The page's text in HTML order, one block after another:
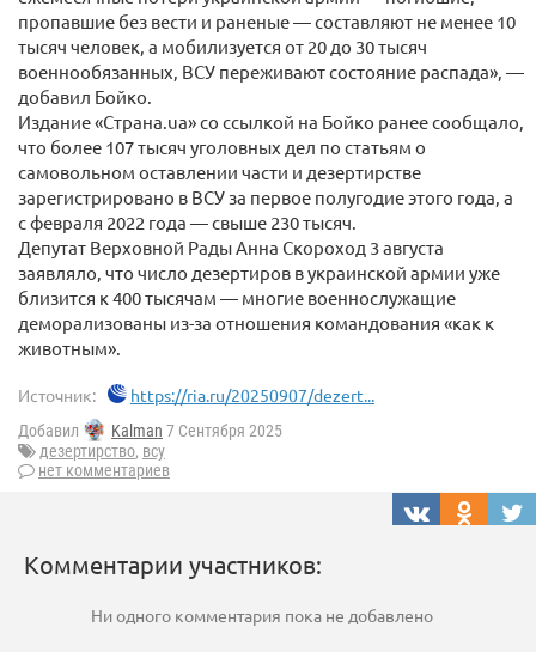
пропавшие без вести и раненые — составляют не менее 10
тысяч человек, а мобилизуется от 20 до 30 тысяч
военнообязанных, ВСУ переживают состояние распада», —
добавил Бойко.
Издание «Страна.ua» со ссылкой на Бойко ранее сообщало,
что более 107 тысяч уголовных дел по статьям о
самовольном оставлении части и дезертирстве
зарегистрировано в ВСУ за первое полугодие этого года, а
с февраля 2022 года — свыше 230 тысяч.
Депутат Верховной Рады Анна Скороход 3 августа
заявляло, что число дезертиров в украинской армии уже
близится к 400 тысячам — многие военнослужащие
деморализованы из-за отношения командования «как к
животным».
Источник: https://ria.ru/20250907/dezert...
Добавил Kalman 7 Сентября 2025
дезертирство, всу
нет комментариев
Комментарии участников:
Ни одного комментария пока не добавлено